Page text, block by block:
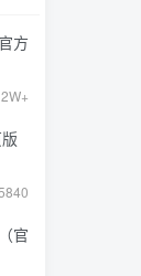
方
2W+
官